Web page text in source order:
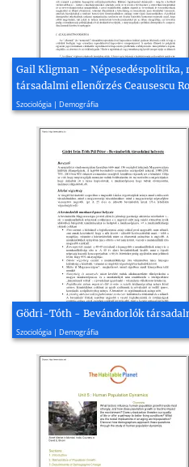
Gail Kligman - Népesedéspolitika,
társadalmi ellenőrzés Ceausescu
Szociológia | Demográfia
2000, 14 oldal
Gödri-Tóth - Bevándorlók
Szociológia | Demográfia
2005, 3 oldal